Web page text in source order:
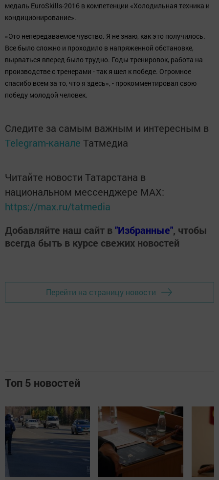
медаль EuroSkills-2016 в компетенции «Холодильная техника и
кондиционирование».
«Это непередаваемое чувство. Я не знаю, как это получилось.
Все было сложно и проходило в напряженной обстановке,
вырваться вперед было трудно. Годы тренировок, работа на
производстве с тренерами - так я шел к победе. Огромное
спасибо всем за то, что я здесь», - прокомментировал свою
победу молодой человек.
Следите за самым важным и интересным в
Telegram-канале Татмедиа
Читайте новости Татарстана в
национальном мессенджере MАХ:
https://max.ru/tatmedia
Добавляйте наш сайт в"Избранные", чтобы
всегда быть в курсе свежих новостей
Перейти на страницу новости
Топ 5 новостей